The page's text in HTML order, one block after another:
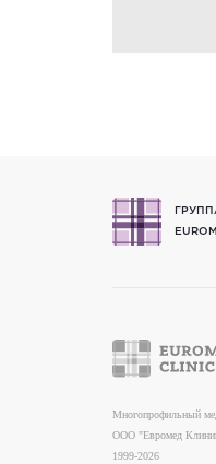
Многопрофильный
ООО "Евромед
1999-2026